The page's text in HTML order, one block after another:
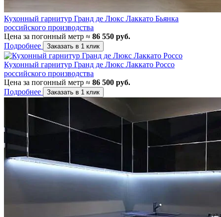
Кухонный гарнитур Гранд де Люкс Лаккато Бьянка
российского производства
Цена за погонный метр ≈ 86 550 руб.
Подробнее
Заказать в 1 клик
Кухонный гарнитур Гранд де Люкс Лаккато Россо
российского производства
Цена за погонный метр ≈ 86 500 руб.
Подробнее
Заказать в 1 клик